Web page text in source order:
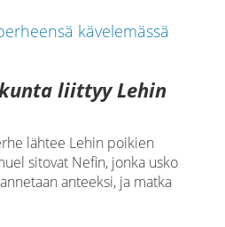
liittyy Lehin
lähtee Lehin poikien
sitovat Nefin, jonka usko
anteeksi, ja matka